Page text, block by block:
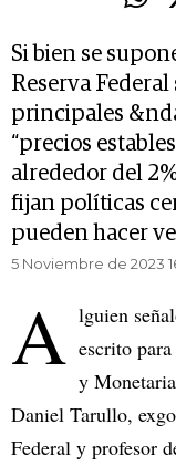
Si bien se
Reserva
principales
“precios
alrededor del
fijan políticas
pueden hacer
5 Noviembre de 2023
A lguien
escrito
y
Daniel Tarullo,
Federal y profesor